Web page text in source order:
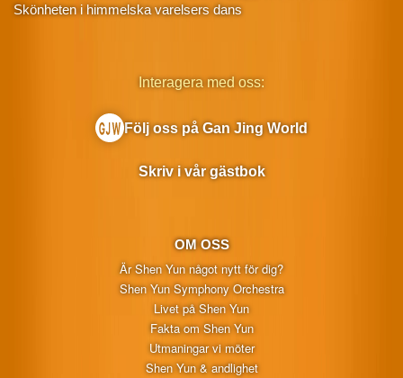
Skönheten i himmelska varelsers dans
OM OSS
Är Shen Yun något nytt för dig?
Shen Yun Symphony Orchestra
Livet på Shen Yun
Fakta om Shen Yun
Utmaningar vi möter
Shen Yun & andlighet
Interagera med oss:
Följ oss på Gan Jing World
Skriv i vår gästbok